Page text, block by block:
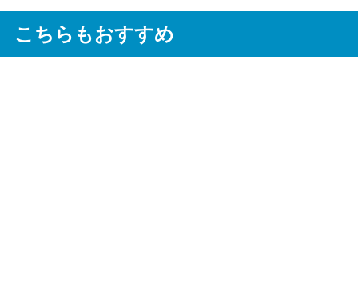
こちらもおすすめ